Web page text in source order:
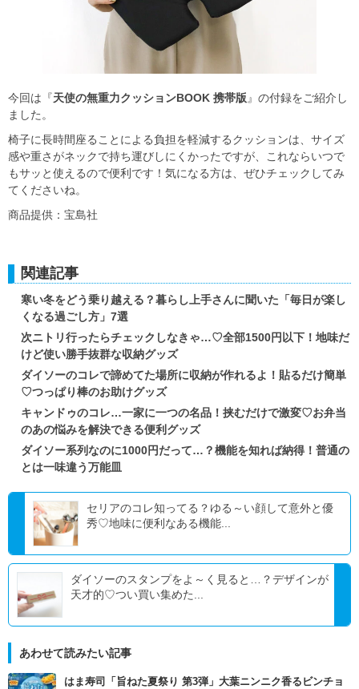
今回は『天使の無重力クッションBOOK 携帯版 』の付録をご紹介し
ました。
椅子に長時間座ることによる負担を軽減するクッションは、サイズ
感や重さがネックで持ち運びしにくかったですが、これならいつで
もサッと使えるので便利です！気になる方は、ぜひチェックしてみ
てくださいね。
商品提供：宝島社
関連記事
寒い冬をどう乗り越える？暮らし上手さんに聞いた「毎日が楽し
くなる過ごし方」7選
次ニトリ行ったらチェックしなきゃ…♡全部1500円以下！地味だ
けど使い勝手抜群な収納グッズ
ダイソーのコレで諦めてた場所に収納が作れるよ！貼るだけ簡単
♡つっぱり棒のお助けグッズ
キャンドゥのコレ…一家に一つの名品！挟むだけで激変♡お弁当
のあの悩みを解決できる便利グッズ
ダイソー系列なのに1000円だって…？機能を知れば納得！普通の
とは一味違う万能皿
セリアのコレ知ってる？ゆる～い顔して意外と優
秀♡地味に便利なある機能...
ダイソーのスタンプをよ～く見ると…？デザインが
天才的♡つい買い集めた...
あわせて読みたい記事
はま寿司「旨ねた夏祭り 第3弾」大葉ニンニク香るビンチョ